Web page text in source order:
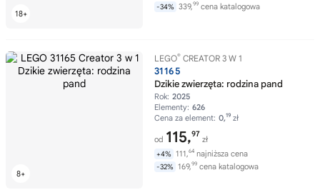
-34% 339,99 cena katalogowa
LEGO® CREATOR 3 W 1
31165
Dzikie zwierzęta: rodzina pand
Rok: 2025
Elementy: 626
Cena za element: 0,19 zł
od 115,97
zł
+4% 111,64 najniższa cena
-32% 169,99 cena katalogowa